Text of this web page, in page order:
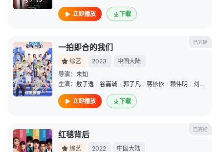
立即播放 下载
已完结
一拍即合的我们
综艺 2023
中国大陆
导演： 未知
主演： 敖子逸 / 谷嘉诚 / 郭子凡 / 蒋依依 / 赖伟明 / 刘宇
立即播放 下载
已完结
红毯背后
综艺 2022
中国大陆